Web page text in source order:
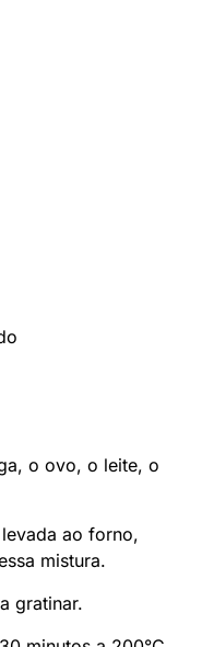
o ovo, o leite, o
ao forno,
mistura.
gratinar.